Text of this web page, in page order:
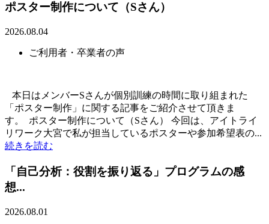
ポスター制作について（Sさん）
2026.08.04
ご利用者・卒業者の声
本日はメンバーSさんが個別訓練の時間に取り組まれた
「ポスター制作」に関する記事をご紹介させて頂きま
す。 ポスター制作について（Sさん） 今回は、アイトライ
リワーク大宮で私が担当しているポスターや参加希望表の...
続きを読む
「自己分析：役割を振り返る」プログラムの感
想...
2026.08.01